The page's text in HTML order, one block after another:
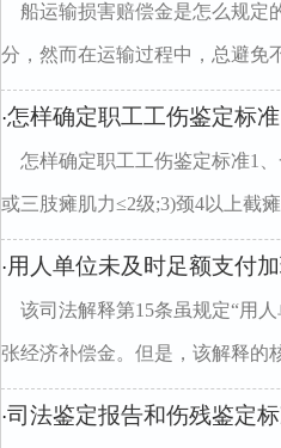
船运输损害赔偿金是怎么规定
分，然而在运输过程中，总避免
·怎样确定职工工伤鉴定标准
怎样确定职工工伤鉴定标准1
或三肢瘫肌力≤2级;3)颈4以上截
·用人单位未及时足额支付
该司法解释第15条虽规定“用
张经济补偿金。但是，该解释的
·司法鉴定报告和伤残鉴定